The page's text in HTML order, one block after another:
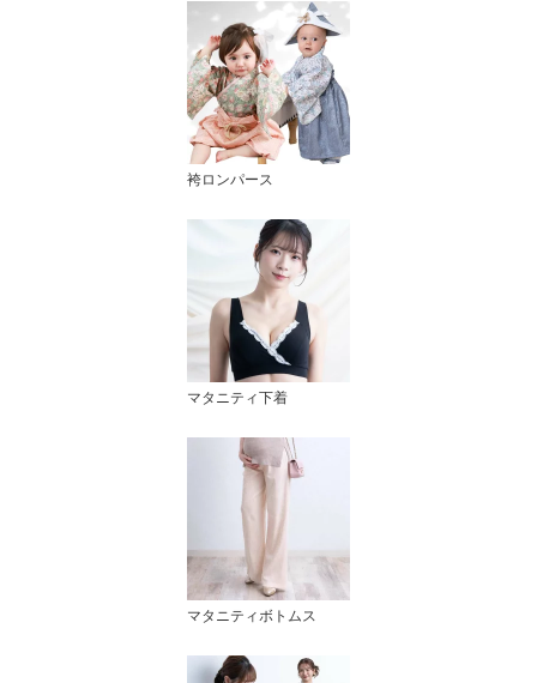
袴ロンパース
マタニティ下着
マタニティボトムス